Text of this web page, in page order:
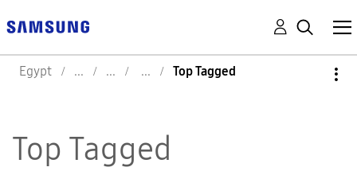
Egypt Top Tagged
Top Tagged